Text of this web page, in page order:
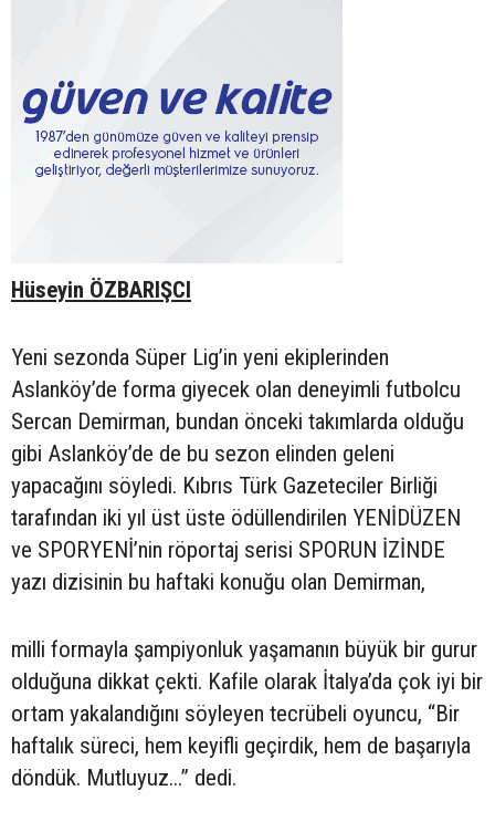
Hüseyin ÖZBARIŞCI
Yeni sezonda Süper Lig’in yeni ekiplerinden
Aslanköy’de forma giyecek olan deneyimli futbolcu
Sercan Demirman, bundan önceki takımlarda olduğu
gibi Aslanköy’de de bu sezon elinden geleni
yapacağını söyledi. Kıbrıs Türk Gazeteciler Birliği
tarafından iki yıl üst üste ödüllendirilen YENİDÜZEN
ve SPORYENİ’nin röportaj serisi SPORUN İZİNDE
yazı dizisinin bu haftaki konuğu olan Demirman,
milli formayla şampiyonluk yaşamanın büyük bir gurur
olduğuna dikkat çekti. Kafile olarak İtalya’da çok iyi bir
ortam yakalandığını söyleyen tecrübeli oyuncu, “Bir
haftalık süreci, hem keyifli geçirdik, hem de başarıyla
döndük. Mutluyuz...” dedi.